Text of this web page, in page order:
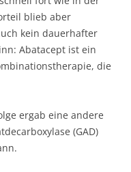
blieb aber
kein dauerhafter
Abatacept ist ein
die
ergab eine andere
(GAD)